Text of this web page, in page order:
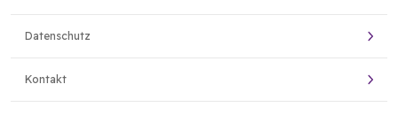
Datenschutz
Kontakt